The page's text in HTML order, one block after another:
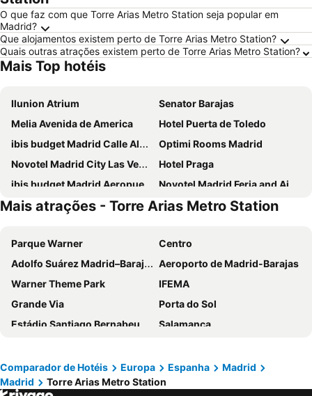
O que faz com que Torre Arias Metro Station seja popular em
Madrid?
Que alojamentos existem perto de Torre Arias Metro Station?
Quais outras atrações existem perto de Torre Arias Metro Station?
Mais Top hotéis
Ilunion Atrium
Senator Barajas
Melia Avenida de America
Hotel Puerta de Toledo
ibis budget Madrid Calle Alcalá
Optimi Rooms Madrid
Novotel Madrid City Las Ventas
Hotel Praga
ibis budget Madrid Aeropuerto
Novotel Madrid Feria and Airport
Ilunion Suites Madrid
Ibis Styles Madrid City Las Ventas
Travelodge Madrid Metropolitano
INNSiDE by Meliá Madrid Valdebebas
Hotel Europa
Hotel Riu Plaza Espana
Hotel Puerta America
DWO Yuste Alcalá
ibis budget Madrid Vallecas
Exe Convention Plaza Madrid
Hotel Madrid Chamartín Affiliated by Meliá
Exe Madrid Norte
Hotel Zentral Castellana Norte
NH Madrid Ribera del Manzanares
Pestana CR7 Gran Vía Madrid
Travelodge Madrid Torrelaguna
Mais atrações - Torre Arias Metro Station
Parque Warner
Centro
Adolfo Suárez Madrid–Barajas Airport
Aeroporto de Madrid-Barajas
Warner Theme Park
IFEMA
Grande Via
Porta do Sol
Estádio Santiago Bernabeu
Salamanca
Estadio Metropolitano Metro Station
Barajas
Metropolitano Metro Station
Chamartín
Comparador de Hotéis Europa Espanha
Madrid
Madrid
Torre Arias Metro Station